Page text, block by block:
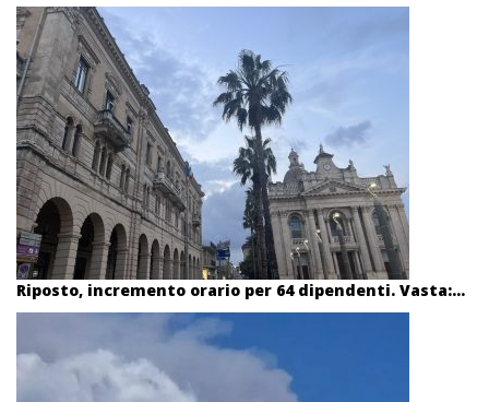
Riposto, incremento orario per 64 dipendenti. Vasta:...